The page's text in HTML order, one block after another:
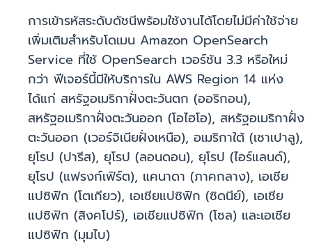
การเข้ารหัสระดับดัชนีพร้อมใช้งานได้โดยไม่มีค่าใช้จ่าย
เพิ่มเติมสำหรับโดเมน Amazon OpenSearch
Service ที่ใช้ OpenSearch เวอร์ชัน 3.3 หรือใหม่
กว่า ฟีเจอร์นี้มีให้บริการใน AWS Region 14 แห่ง
ได้แก่ สหรัฐอเมริกาฝั่งตะวันตก (ออริกอน),
สหรัฐอเมริกาฝั่งตะวันออก (โอไฮโอ), สหรัฐอเมริกาฝั่ง
ตะวันออก (เวอร์จิเนียฝั่งเหนือ), อเมริกาใต้ (เซาเปาลู),
ยุโรป (ปารีส), ยุโรป (ลอนดอน), ยุโรป (ไอร์แลนด์),
ยุโรป (แฟรงก์เฟิร์ต), แคนาดา (ภาคกลาง), เอเชีย
แปซิฟิก (โตเกียว), เอเชียแปซิฟิก (ซิดนีย์), เอเชีย
แปซิฟิก (สิงคโปร์), เอเชียแปซิฟิก (โซล) และเอเชีย
แปซิฟิก (มุมไบ)